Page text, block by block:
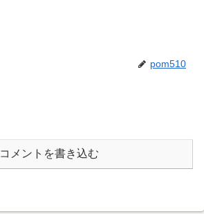
pom510
コメントを書き込む